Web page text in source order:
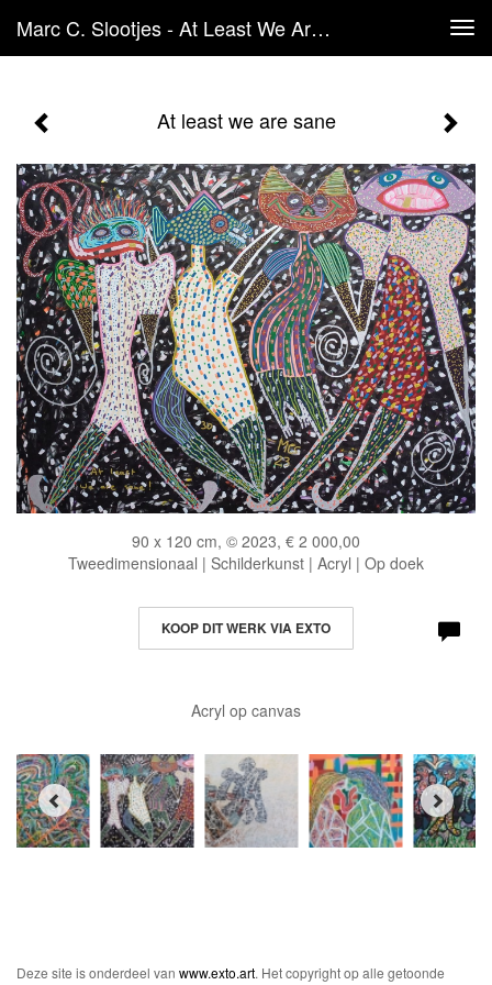
Marc C. Slootjes - At Least We Are Sane
At least we are sane
90 x 120 cm, © 2023, € 2 000,00
Tweedimensionaal | Schilderkunst | Acryl | Op doek
KOOP DIT WERK VIA EXTO
Acryl op canvas
Deze site is onderdeel van www.exto.art. Het copyright op alle getoonde